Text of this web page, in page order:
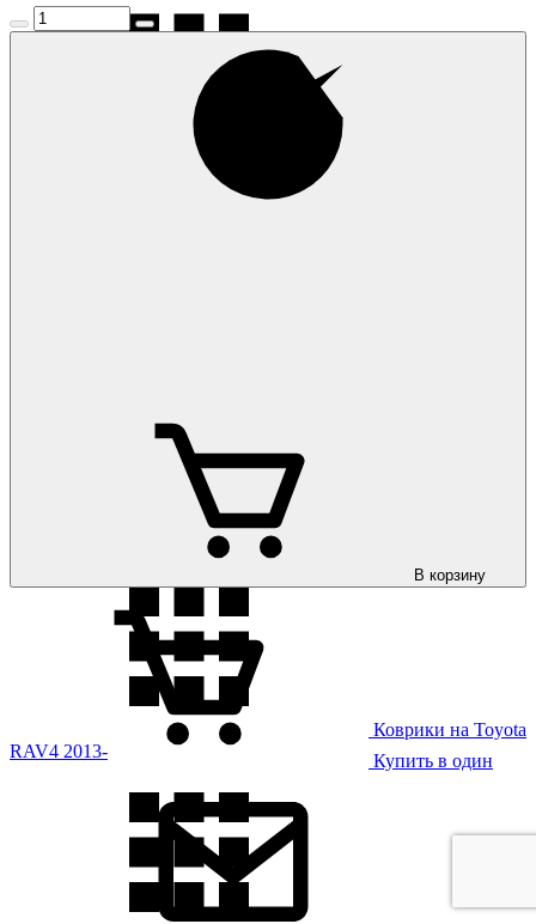
Коврики на Toyota
RAV4 2013-
В корзину
Купить в один